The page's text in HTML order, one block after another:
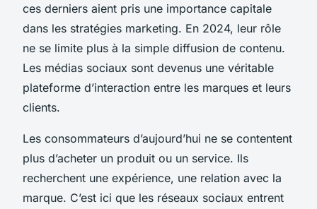
ces derniers aient pris une importance capitale
dans les stratégies marketing. En 2024, leur rôle
ne se limite plus à la simple diffusion de contenu.
Les médias sociaux sont devenus une véritable
plateforme d’interaction entre les marques et leurs
clients.
Les consommateurs d’aujourd’hui ne se contentent
plus d’acheter un produit ou un service. Ils
recherchent une expérience, une relation avec la
marque. C’est ici que les réseaux sociaux entrent